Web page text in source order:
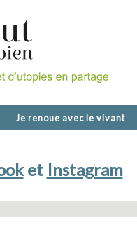
Je renoue avec le vivant
et Instagram